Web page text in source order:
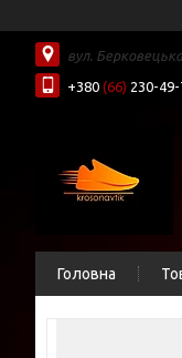
вул.
+380 (66) 230-
Головна